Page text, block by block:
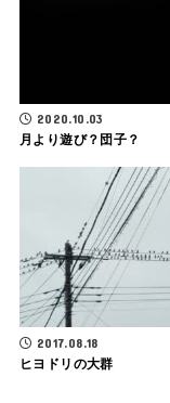
2020.10.03
月より遊び？団子？
2017.08.18
ヒヨドリの大群